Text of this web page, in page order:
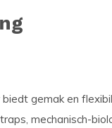
gemak en
mechanisch-